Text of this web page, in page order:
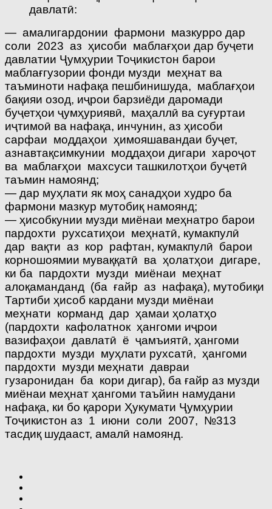
давлатӣ:
— амалигардонии фармони мазкурро дар
соли 2023 аз ҳисоби маблағҳои дар буҷети
давлатии Ҷумҳурии Тоҷикистон барои
маблағгузории фонди музди меҳнат ва
таъминоти нафақа пешбинишуда, маблағҳои
бақияи озод, иҷрои барзиёди даромади
буҷетҳои ҷумҳуриявӣ, маҳаллӣ ва суғуртаи
иҷтимоӣ ва нафақа, инчунин, аз ҳисоби
сарфаи моддаҳои ҳимояшавандаи буҷет,
азнавтақсимкунии моддаҳои дигари хароҷот
ва маблағҳои махсуси ташкилотҳои буҷетӣ
таъмин намоянд;
— дар муҳлати як моҳ санадҳои худро ба
фармони мазкур мутобиқ намоянд;
— ҳисобкунии музди миёнаи меҳнатро барои
пардохти рухсатиҳои меҳнатӣ, кумакпулӣ
дар вақти аз кор рафтан, кумакпулӣ барои
корношоямии муваққатӣ ва ҳолатҳои дигаре,
ки ба пардохти музди миёнаи меҳнат
алоқаманданд (ба ғайр аз нафақа), мутобиқи
Тартиби ҳисоб кардани музди миёнаи
меҳнати корманд дар ҳамаи ҳолатҳо
(пардохти кафолатнок ҳангоми иҷрои
вазифаҳои давлатӣ ё ҷамъиятӣ, ҳангоми
пардохти музди муҳлати рухсатӣ, ҳангоми
пардохти музди меҳнати давраи
гузаронидан ба кори дигар), ба ғайр аз музди
миёнаи меҳнат ҳангоми таъйин намудани
нафақа, ки бо қарори Ҳукумати Ҷумҳурии
Тоҷикистон аз 1 июни соли 2007, №313
тасдиқ шудааст, амалӣ намоянд.